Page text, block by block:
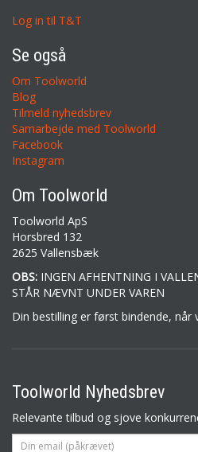
Log in til T&T
Se også
Om Toolworld
Blog
Tilmeld nyhedsbrev
Samarbejde med Toolworld
Facebook
Instagram
Om Toolworld
Toolworld ApS
Horsbred 132
2625 Vallensbæk
OBS: INGEN AFHENTNING I
STÅR NÆVNT UNDER VAREN
Din bestilling er først bindende,
Toolworld Nyhedsbrev
Relevante tilbud og sjove